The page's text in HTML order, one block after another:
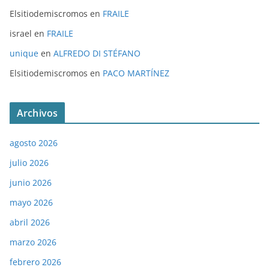
Elsitiodemiscromos en FRAILE
israel en FRAILE
unique en ALFREDO DI STÉFANO
Elsitiodemiscromos en PACO MARTÍNEZ
Archivos
agosto 2026
julio 2026
junio 2026
mayo 2026
abril 2026
marzo 2026
febrero 2026